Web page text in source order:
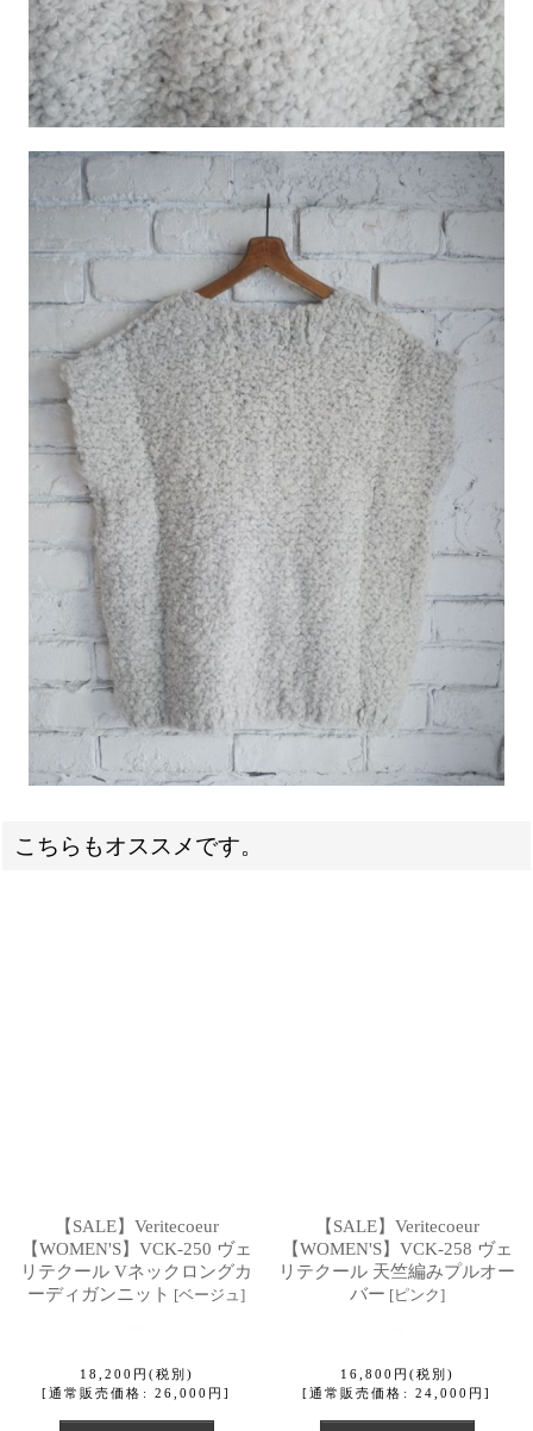
こちらもオススメです。
【SALE】Veritecoeur
【WOMEN'S】VCK-250 ヴェ
リテクール Vネックロングカ
ーディガンニット [ベージュ ]
18,200 円 (税別)
[通常販売価格 : 26,000 円 ]
【SALE】Veritecoeur
【WOMEN'S】VCK-258 ヴェ
リテクール 天竺編みプルオー
バー [ピンク]
16,800 円 (税別)
[通常販売価格 : 24,000 円 ]